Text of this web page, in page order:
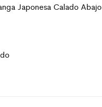
Japonesa Calado Abajo